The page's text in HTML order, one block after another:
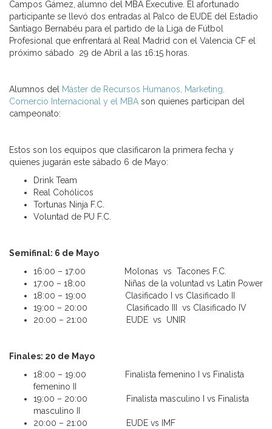
Campos Gámez, alumno del MBA Executive. El afortunado
participante se llevó dos entradas al Palco de EUDE del Estadio
Santiago Bernabéu para el partido de la Liga de Fútbol
Profesional que enfrentará al Real Madrid con el Valencia CF el
próximo sábado 29 de Abril a las 16:15 horas.
Alumnos del Máster de Recursos Humanos, Marketing,
Comercio Internacional y el MBA son quienes participan del
campeonato:
Estos son los equipos que clasificaron la primera fecha y
quienes jugarán este sábado 6 de Mayo:
Drink Team
Real Cohólicos
Tortunas Ninja F.C.
Voluntad de PU F.C.
Semifinal: 6 de Mayo
16:00 – 17:00 Molonas vs Tacones F.C.
17:00 – 18:00 Niñas de la voluntad vs Latin Power
18:00 – 19:00 Clasificado I vs Clasificado II
19:00 – 20:00 Clasificado III vs Clasificado IV
20:00 – 21:00 EUDE vs UNIR
Finales: 20 de Mayo
18:00 – 19:00 Finalista femenino I vs Finalista
femenino II
19:00 – 20:00 Finalista masculino I vs Finalista
masculino II
20:00 – 21:00 EUDE vs IMF